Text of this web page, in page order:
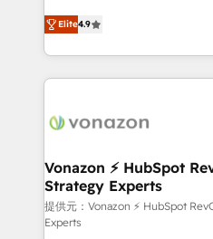
B2B à travers l’acquisition
l'intégration CRM et le
auprès de vos comptes existants. En
l'international, nous
delà d’une simple
➤ L’intégration de CRM et
pour aligner les équipes
support client (data
audit et maintenance) ➤ La création de sites internet
Elite4.9
Vonazon ⚡ HubSpot
Strategy Experts
提供元：Vonazon ⚡ HubSpot
Experts